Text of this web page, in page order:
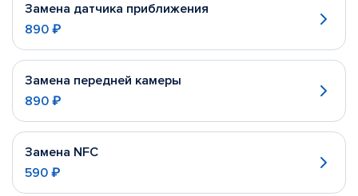
Замена датчика приближения
890 ₽
Замена передней камеры
890 ₽
Замена NFC
590 ₽